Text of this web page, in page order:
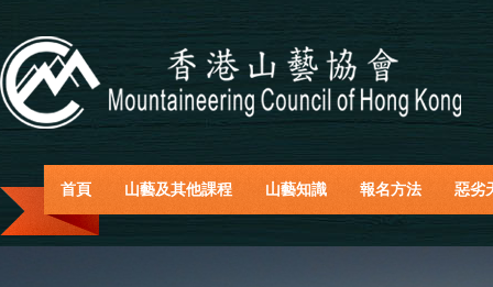
首頁 山藝及其他課程 山藝知識 報名方法 惡劣